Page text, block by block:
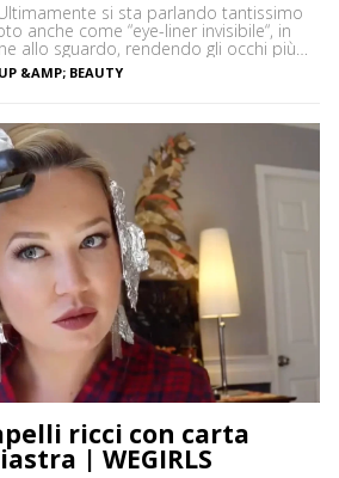
si sta parlando tantissimo
anche come “eye-liner invisibile“, in
allo sguardo, rendendo gli occhi più
Ma di cosa si tratta precisamente?
e come farlo senza rischiare di
&AMP; BEAUTY
ricci con carta
| WEGIRLS